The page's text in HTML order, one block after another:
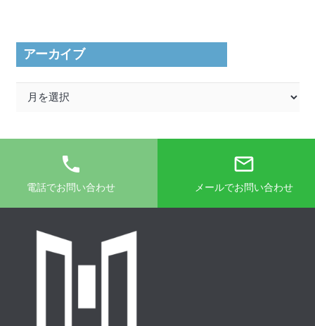
アーカイブ
phone
電話でお問い合わせ
mail_outline
メールでお問い合わせ